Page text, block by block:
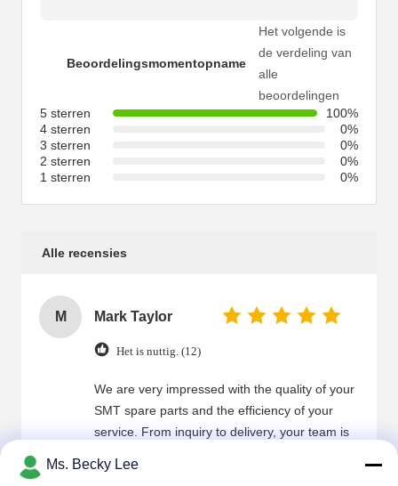
Beoordelingsmomentopname
Het volgende is
de verdeling van
alle
beoordelingen
5 sterren
100%
4 sterren
0%
3 sterren
0%
2 sterren
0%
1 sterren
0%
Alle recensies
M Mark Taylor
Het is nuttig. (12)
We are very impressed with the quality of your
SMT spare parts and the efficiency of your
service. From inquiry to delivery, your team is
in a timely manner. SMT parts are high
Ms. Becky Lee